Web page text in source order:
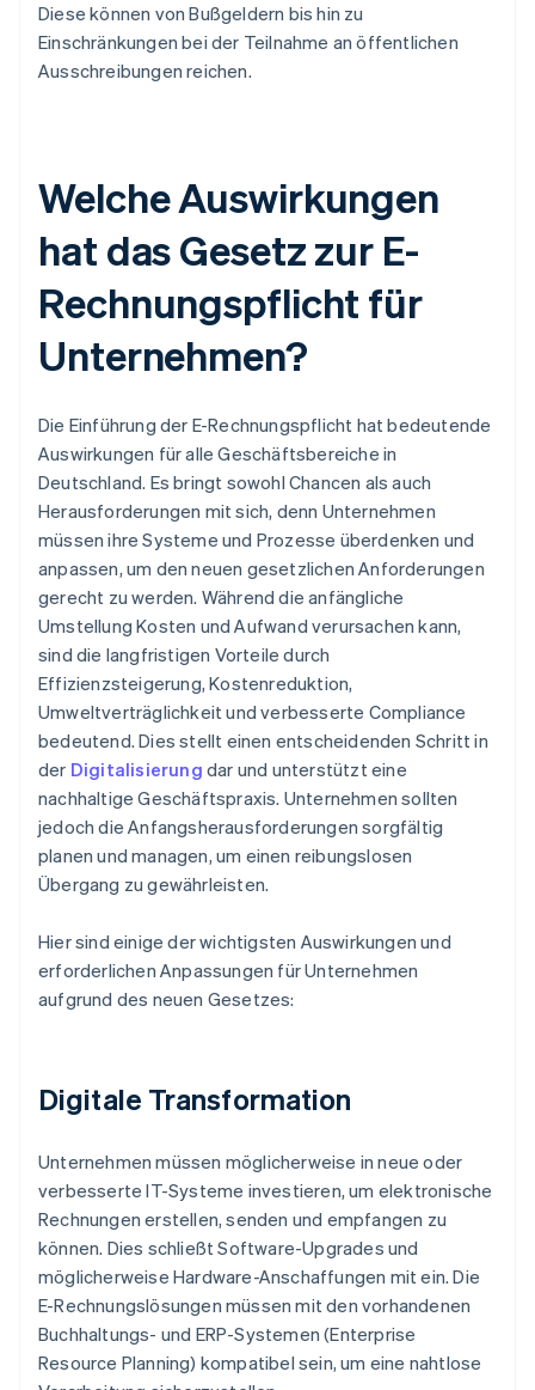
Diese können von Bußgeldern bis hin zu
Einschränkungen bei der Teilnahme an öffentlichen
Ausschreibungen reichen.
Welche Auswirkungen
hat das Gesetz zur E-
Rechnungspflicht für
Unternehmen?
Die Einführung der E-Rechnungspflicht hat bedeutende
Auswirkungen für alle Geschäftsbereiche in
Deutschland. Es bringt sowohl Chancen als auch
Herausforderungen mit sich, denn Unternehmen
müssen ihre Systeme und Prozesse überdenken und
anpassen, um den neuen gesetzlichen Anforderungen
gerecht zu werden. Während die anfängliche
Umstellung Kosten und Aufwand verursachen kann,
sind die langfristigen Vorteile durch
Effizienzsteigerung, Kostenreduktion,
Umweltverträglichkeit und verbesserte Compliance
bedeutend. Dies stellt einen entscheidenden Schritt in
der Digitalisierung dar und unterstützt eine
nachhaltige Geschäftspraxis. Unternehmen sollten
jedoch die Anfangsherausforderungen sorgfältig
planen und managen, um einen reibungslosen
Übergang zu gewährleisten.
Hier sind einige der wichtigsten Auswirkungen und
erforderlichen Anpassungen für Unternehmen
aufgrund des neuen Gesetzes:
Digitale Transformation
Unternehmen müssen möglicherweise in neue oder
verbesserte IT-Systeme investieren, um elektronische
Rechnungen erstellen, senden und empfangen zu
können. Dies schließt Software-Upgrades und
möglicherweise Hardware-Anschaffungen mit ein. Die
E-Rechnungslösungen müssen mit den vorhandenen
Buchhaltungs- und ERP-Systemen (Enterprise
Resource Planning) kompatibel sein, um eine nahtlose